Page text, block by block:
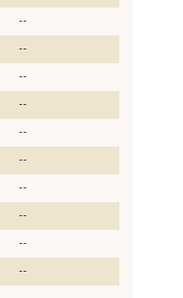
--
--
--
--
--
--
--
--
--
--